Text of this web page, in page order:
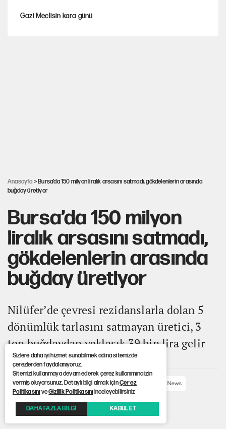
Gazi Meclisin kara günü
Anasayfa > Bursa’da 150 milyon liralık arsasını satmadı, gökdelenlerin arasında
buğday üretiyor
Bursa’da 150 milyon
liralık arsasını satmadı,
gökdelenlerin arasında
buğday üretiyor
Nilüfer’de çevresi rezidanslarla dolan 5
dönümlük tarlasını satmayan üretici, 3
ton buğdaydan yaklaşık 39 bin lira gelir
hedefliyor.
ABONE OL
Yayınlanma: 02.07.2026 09:04
Güncelleme: 02.07.2026 09:04
Sizlere daha iyi hizmet sunabilmek adına sitemizde
çerezlerden faydalanıyoruz.
Sitemizi kullanmaya devam ederek çerez kullanımına izin
vermiş oluyorsunuz. Detaylı bilgi almak içinÇerez
PolitikasınıveGizlilik Politikasınıinceleyebilirsiniz
DAHA FAZLA BİLGİ KABUL ET